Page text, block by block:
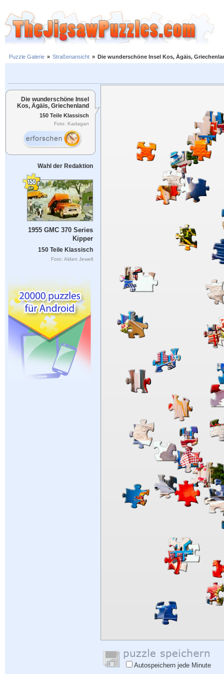
Puzzle Galerie » Straßenansicht » Die wunderschöne Insel Kos, Ägäis,
Die wunderschöne Insel
Kos, Ägäis, Griechenland
150 Teile Klassisch
Foto: Kadagan
Wahl der Redaktion
1955 GMC 370 Series
Kipper
150 Teile Klassisch
Foto: Alden Jewell
Autospeichern jede Minute